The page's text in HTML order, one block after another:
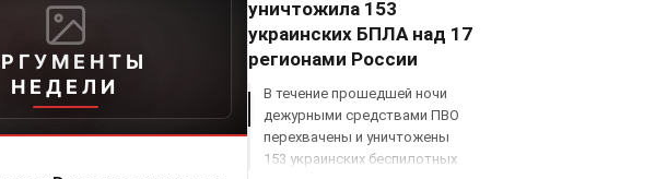
НЕДЕЛИ
уничтожила 153
украинских БПЛА над 17
регионами России
В течение прошедшей ночи
дежурными средствами ПВО
перехвачены и уничтожены
153 украинских беспилотных